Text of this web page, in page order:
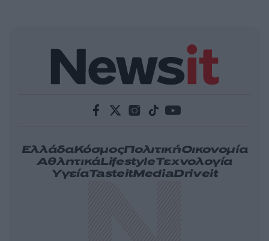
ΕλλάδαΚόσμοςΠολιτικήΟικονομία
ΑθλητικάLifestyleΤεχνολογία
ΥγείαTasteitMediaDriveit